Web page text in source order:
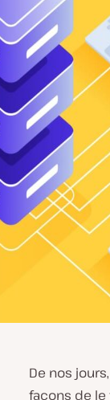
De nos
façons de le